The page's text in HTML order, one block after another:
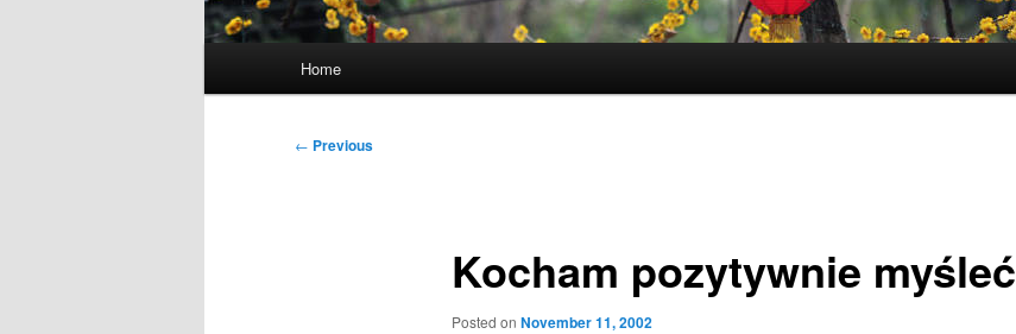
Home
Post
← Previous
Kocham pozytywnie myśleć
Posted on November 11, 2002